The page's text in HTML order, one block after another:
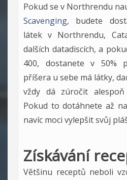
Pokud se v Northrendu
Scavenging, budete
látek v Northrendu,
dalších datadiscích, a
400, dostanete v 50%
příšera u sebe má látky,
vždy dá zúročit
Pokud to dotáhnete až
navíc moci vylepšit svůj
Získávání
Většinu receptů neboli